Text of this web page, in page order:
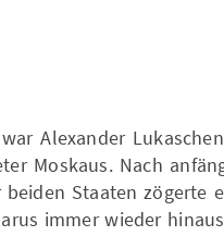
Alexander
Moskaus. Nach
Staaten zögerte
immer wieder